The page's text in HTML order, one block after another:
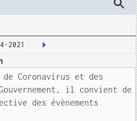
2021
Coronavirus et des
il convient de
des évènements